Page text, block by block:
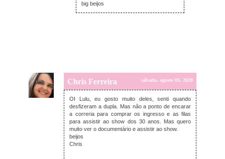
big beijos
Chris Ferreira sábado, agosto 01, 2020
OI Lulu, eu gosto muito deles, senti quando
desfizeram a dupla. Mas não a ponto de encarar
a correria para comprar os ingresso e as filas
para assistir ao show dos 30 anos. Mas quero
muito ver o documentário e assistir ao show.
beijos
Chris